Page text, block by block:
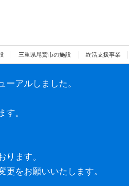
三重県尾鷲市の施設 終活支援事業
ーアルしました。
す。
ます。
をお願いいたします。